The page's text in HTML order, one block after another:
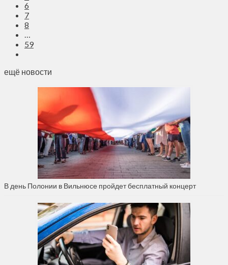
6
7
8
…
59
ещё новости
В день Полонии в Вильнюсе пройдет бесплатный концерт